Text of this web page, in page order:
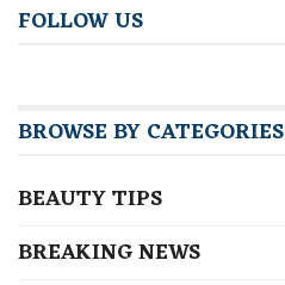
FOLLOW US
BROWSE BY CATEGORIES
BEAUTY TIPS
BREAKING NEWS